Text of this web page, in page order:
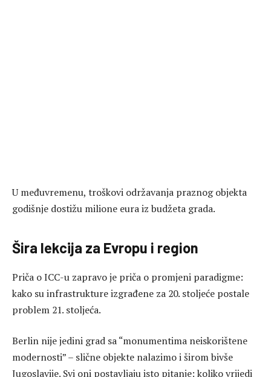
U međuvremenu, troškovi održavanja praznog objekta
godišnje dostižu milione eura iz budžeta grada.
Šira lekcija za Evropu i region
Priča o ICC-u zapravo je priča o promjeni paradigme:
kako su infrastrukture izgrađene za 20. stoljeće postale
problem 21. stoljeća.
Berlin nije jedini grad sa “monumentima neiskorištene
modernosti” – slične objekte nalazimo i širom bivše
Jugoslavije. Svi oni postavljaju isto pitanje: koliko vrijedi